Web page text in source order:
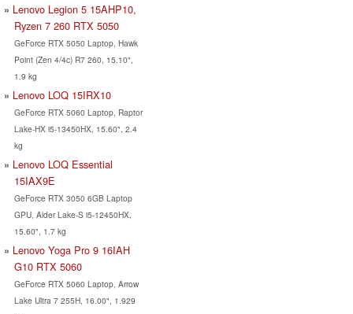
Lenovo Legion 5 15AHP10,
Ryzen 7 260 RTX 5050
GeForce RTX 5050 Laptop, Hawk
Point (Zen 4/4c) R7 260, 15.10",
1.9 kg
Lenovo LOQ 15IRX10
GeForce RTX 5060 Laptop, Raptor
Lake-HX i5-13450HX, 15.60", 2.4
kg
Lenovo LOQ Essential
15IAX9E
GeForce RTX 3050 6GB Laptop
GPU, Alder Lake-S i5-12450HX,
15.60", 1.7 kg
Lenovo Yoga Pro 9 16IAH
G10 RTX 5060
GeForce RTX 5060 Laptop, Arrow
Lake Ultra 7 255H, 16.00", 1.929